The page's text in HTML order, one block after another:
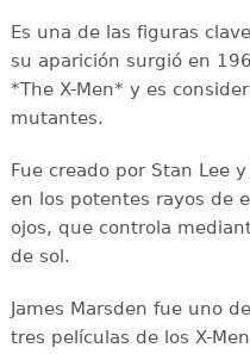
Es una de las figuras
su aparición surgió en
*The X-Men* y es
mutantes.
Fue creado por Stan Lee
en los potentes rayos de
ojos, que controla
de sol.
James Marsden fue uno
tres películas de los X-